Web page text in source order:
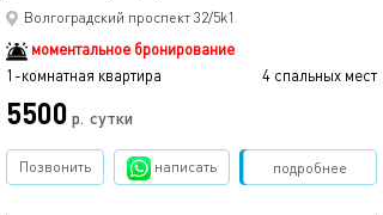
Волгоградский проспект 32/5k1
моментальное бронирование
1-комнатная квартира
4 спальных мест
5500 р. сутки
подробнее
Позвонить написать Забронировать